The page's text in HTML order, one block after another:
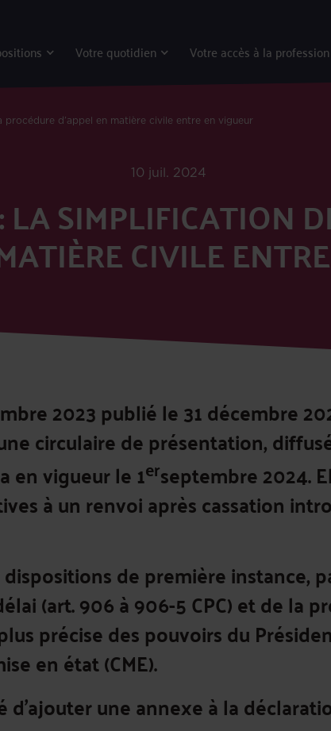
Votre quotidien Votre accès à la profession
d’appel en matière civile entre en vigueur
10 juil. 2024
LA SIMPLIFICATION
CIVILE
2023 publié le 31 décembre
circulaire de présentation,
en vigueur le 1erseptembre 2024.
à un renvoi après cassation
de première instance,
(art. 906 à 906-5 CPC) et de la
précise des pouvoirs du
en état (CME).
une annexe à la